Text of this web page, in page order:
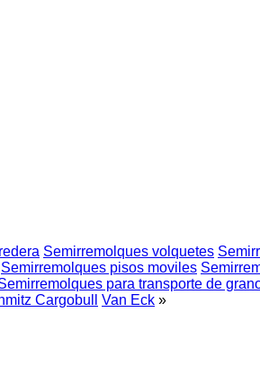
Semirremolques volquetes
Semirremolques pisos moviles
para transporte de
Cargobull Van Eck »